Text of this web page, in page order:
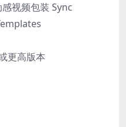
视频包装 Sync
更高版本